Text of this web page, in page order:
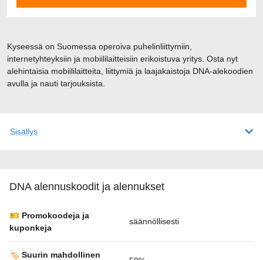
Sisällys
DNA alennuskoodit ja alennukset
🎫 Promokoodeja ja
kuponkeja
säännöllisesti
🏷️ Suurin mahdollinen
Kyseessä on Suomessa operoiva puhelinliittymiin,
internetyhteyksiin ja mobiililaitteisiin erikoistuva yritys. Osta nyt
alehintaisia mobiililaitteita, liittymiä ja laajakaistoja DNA-alekoodien
avulla ja nauti tarjouksista.